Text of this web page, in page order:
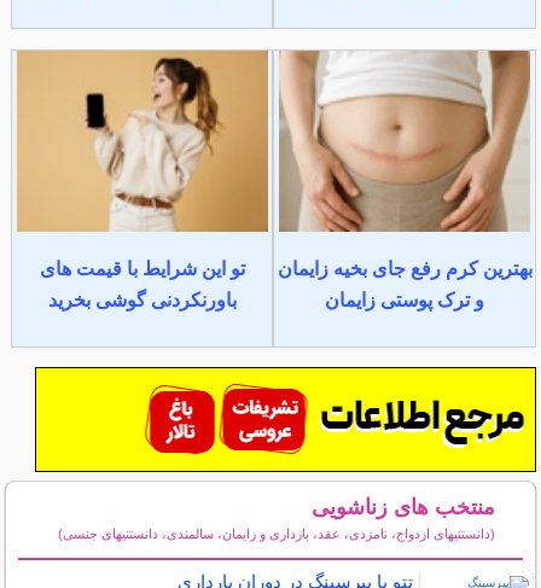
بهترین کرم رفع جای بخیه زایمان
و ترک پوستی زایمان
تو این شرایط با قیمت های
باورنکردنی گوشی بخرید
منتخب های زناشویی
(دانستنیهای ازدواج، نامزدی، عقد، بارداری و زایمان، سالمندی، دانستنیهای جنسی)
تتو یا پیرسینگ در دوران بارداری